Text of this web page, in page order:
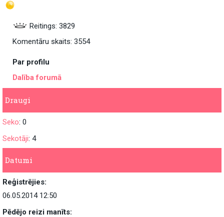
Reitings: 3829
Komentāru skaits: 3554
Par profilu
Dalība forumā
Draugi
Seko: 0
Sekotāji: 4
Datumi
Reģistrējies:
06.05.2014 12:50
Pēdējo reizi manīts: